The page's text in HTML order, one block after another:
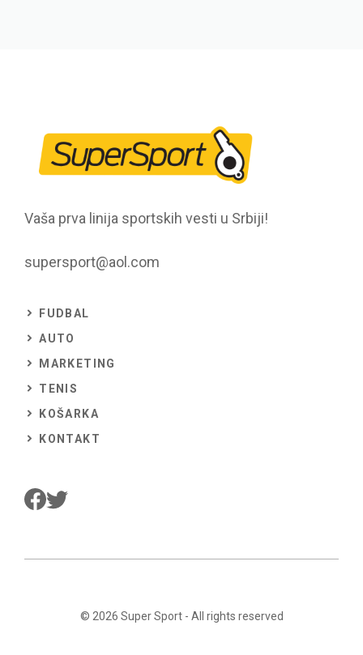
Vaša prva linija sportskih vesti u Srbiji!
supersport@aol.com
FUDBAL
AUTO
MARKETING
TENIS
KOŠARKA
KONTAKT
© 2026 Super Sport- All rights reserved